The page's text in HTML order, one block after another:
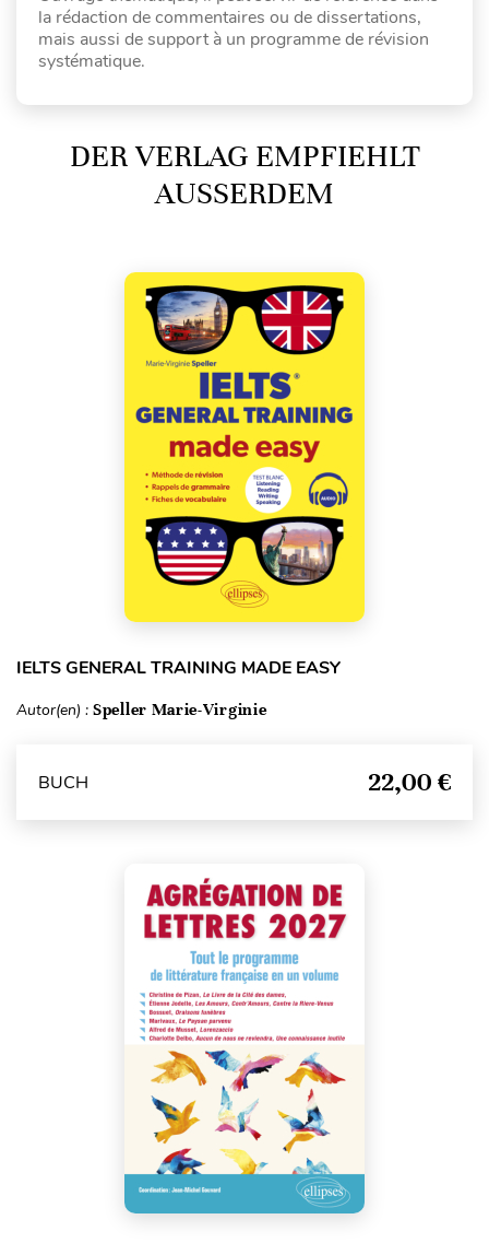
la rédaction de commentaires ou de dissertations,
mais aussi de support à un programme de révision
systématique.
DER VERLAG EMPFIEHLT
AUSSERDEM
IELTS GENERAL TRAINING MADE EASY
Autor(en) : Speller Marie-Virginie
BUCH 22,00 €